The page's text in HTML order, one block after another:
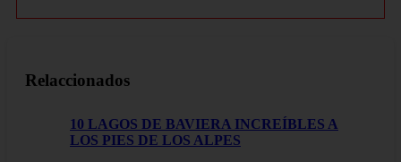
Relaccionados
10 LAGOS DE BAVIERA INCREÍBLES A
LOS PIES DE LOS ALPES